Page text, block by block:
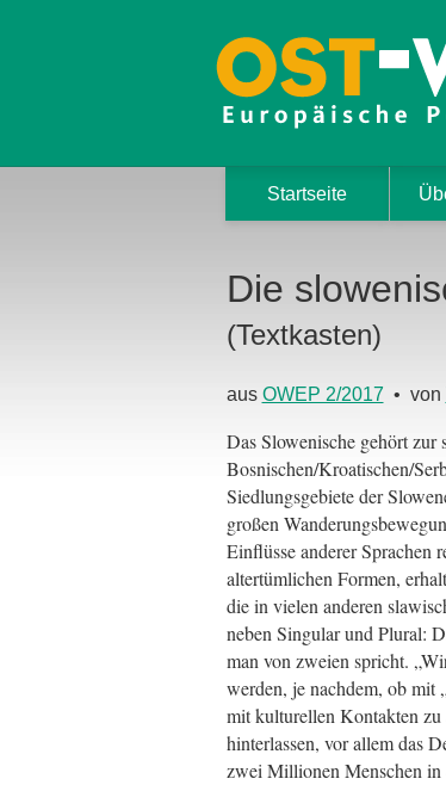
Startseite
Die
(Textkasten)
aus OWEP 2/2017• von
Das Slowenische gehört zur
Bosnischen/Kroatischen/
Siedlungsgebiete der
großen
Einflüsse anderer Sprachen
altertümlichen Formen,
die in vielen anderen
neben Singular und Plural:
man von zweien spricht.
werden, je nachdem, ob mit
mit kulturellen Kontakten zu
hinterlassen, vor allem das
zwei Millionen Menschen in